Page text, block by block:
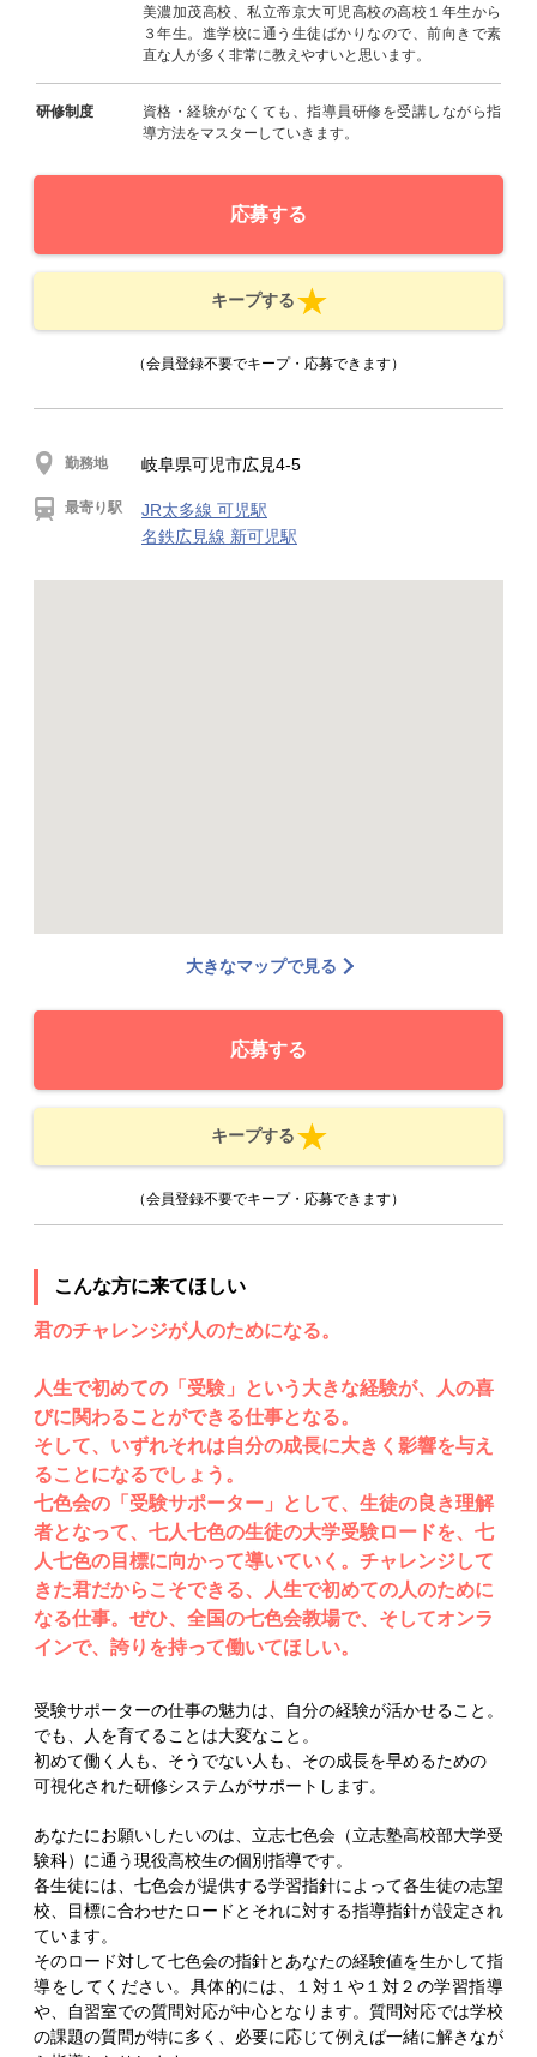
美濃加茂高校、私立帝京大可児高校の高校１年生から
３年生。進学校に通う生徒ばかりなので、前向きで素
直な人が多く非常に教えやすいと思います。
研修制度
資格・経験がなくても、指導員研修を受講しながら指
導方法をマスターしていきます。
応募する
キープする
（会員登録不要でキープ・応募できます）
勤務地 岐阜県可児市広見4-5
最寄り駅
JR太多線 可児駅
名鉄広見線 新可児駅
大きなマップで見る
応募する
キープする
（会員登録不要でキープ・応募できます）
こんな方に来てほしい
君のチャレンジが人のためになる。
人生で初めての「受験」という大きな経験が、人の喜
びに関わることができる仕事となる。
そして、いずれそれは自分の成長に大きく影響を与え
ることになるでしょう。
七色会の「受験サポーター」として、生徒の良き理解
者となって、七人七色の生徒の大学受験ロードを、七
人七色の目標に向かって導いていく。チャレンジして
きた君だからこそできる、人生で初めての人のために
なる仕事。ぜひ、全国の七色会教場で、そしてオンラ
インで、誇りを持って働いてほしい。
受験サポーターの仕事の魅力は、自分の経験が活かせること。
でも、人を育てることは大変なこと。
初めて働く人も、そうでない人も、その成長を早めるための
可視化された研修システムがサポートします。
あなたにお願いしたいのは、立志七色会（立志塾高校部大学受
験科）に通う現役高校生の個別指導です。
各生徒には、七色会が提供する学習指針によって各生徒の志望
校、目標に合わせたロードとそれに対する指導指針が設定され
ています。
そのロード対して七色会の指針とあなたの経験値を生かして指
導をしてください。具体的には、１対１や１対２の学習指導
や、自習室での質問対応が中心となります。質問対応では学校
の課題の質問が特に多く、必要に応じて例えば一緒に解きなが